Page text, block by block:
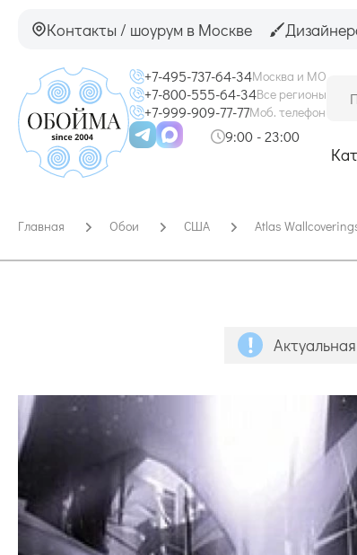
Контакты / шоурум в Москве
+7-495-737-64-34Москва и МО
+7-800-555-64-34Все регионы
+7-999-909-77-77Моб. телефон
9:00 - 23:00
Главная Обои США Atlas